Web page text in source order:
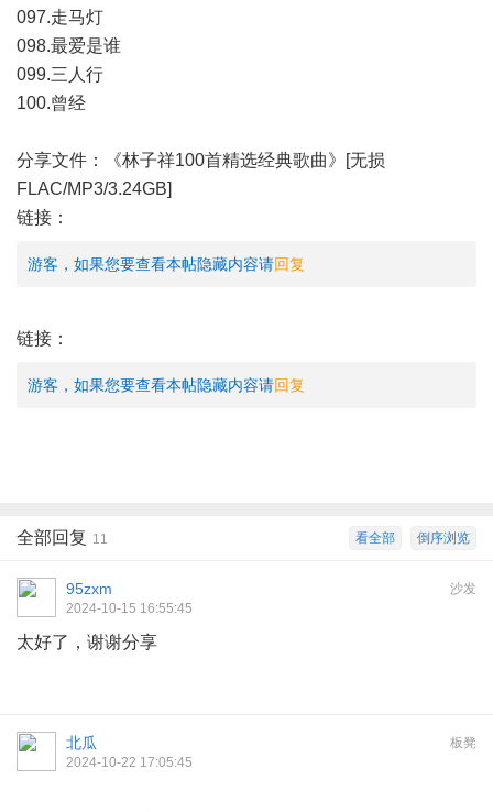
097.走马灯
098.最爱是谁
099.三人行
100.曾经
分享文件：《林子祥100首精选经典歌曲》[无损
FLAC/MP3/3.24GB]
链接：
游客，如果您要查看本帖隐藏内容请回复
链接：
游客，如果您要查看本帖隐藏内容请回复
倒序浏览
看全部
全部回复 11
沙发
95zxm
2024-10-15 16:55:45
太好了，谢谢分享
板凳
北瓜
2024-10-22 17:05:45